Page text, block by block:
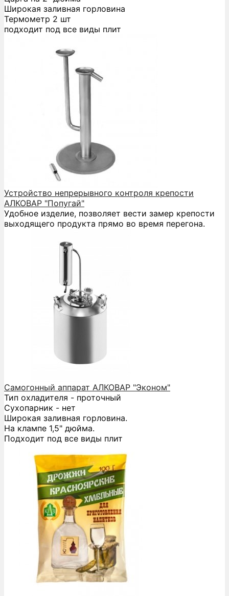
Широкая заливная горловина
Термометр 2 шт
подходит под все виды плит
Устройство непрерывного контроля крепости
АЛКОВАР "Попугай"
Удобное изделие, позволяет вести замер крепости
выходящего продукта прямо во время перегона.
Самогонный аппарат АЛКОВАР "Эконом"
Тип охладителя - проточный
Сухопарник - нет
Широкая заливная горловина.
На клампе 1,5" дюйма.
Подходит под все виды плит